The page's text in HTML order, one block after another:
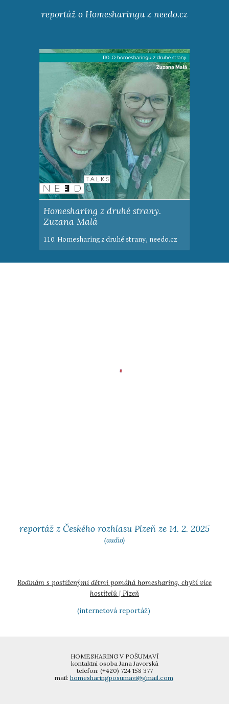
reportáž o Homesharingu z needo.cz
Homesharing z druhé strany.
Zuzana Malá
110. Homesharing z druhé strany, needo.cz
reportáž z Českého rozhlasu Plzeň ze 14. 2. 2025
(audio)
Rodinám s postiženými dětmi pomáhá homesharing, chybí více
hostitelů | Plzeň
(internetová reportáž)
HOMESHARING V POŠUMAVÍ
kontaktní osoba Jana Javorská
telefon: (+420) 724 158 377
mail: homesharingposumavi@gmail.com